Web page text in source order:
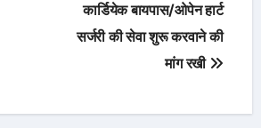
कार्डियेक बायपास/ओपेन हार्ट
सर्जरी की सेवा शुरू करवाने की
मांग रखी